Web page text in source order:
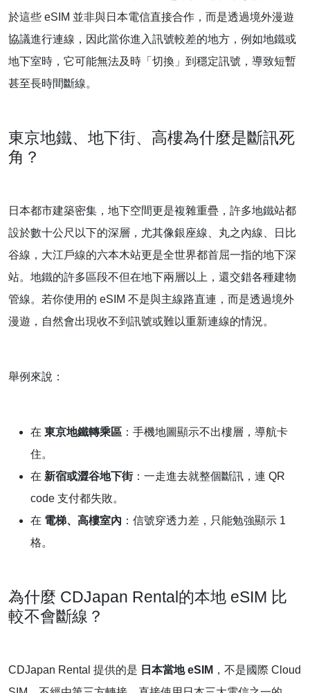
於這些 eSIM 並非與日本電信直接合作，而是透過境外漫遊
協議進行連線，因此當你進入訊號較差的地方，例如地鐵或
地下室時，它可能無法及時「切換」到穩定訊號，導致短暫
甚至長時間斷線。
東京地鐵、地下街、高樓為什麼是斷訊死
角？
日本都市建築密集，地下空間更是複雜重疊，許多地鐵站都
設於數十公尺以下的深層，尤其像銀座線、丸之內線、日比
谷線，大江戶線的六本木站更是全世界都首屈一指的地下深
站。地鐵的許多區段不但在地下兩層以上，還交錯各種建物
管線。若你使用的 eSIM 不是與主線路直連，而是透過境外
漫遊，自然會出現收不到訊號或難以重新連線的情況。
舉例來說：
在 東京地鐵轉乘區 ：手機地圖顯示不出樓層，導航卡
住。
在 新宿或澀谷地下街：一走進去就整個斷訊，連 QR
code 支付都失敗。
在 電梯、高樓室內 ：信號穿透力差，只能勉強顯示 1
格。
為什麼 CDJapan Rental的本地 eSIM 比
較不會斷線？
CDJapan Rental 提供的是 日本當地 eSIM ，不是國際 Cloud